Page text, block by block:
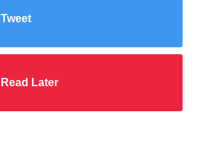
Tweet
Read Later